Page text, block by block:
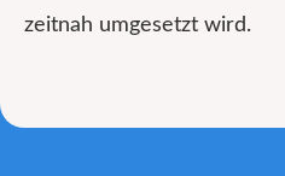
zeitnah umgesetzt wird.